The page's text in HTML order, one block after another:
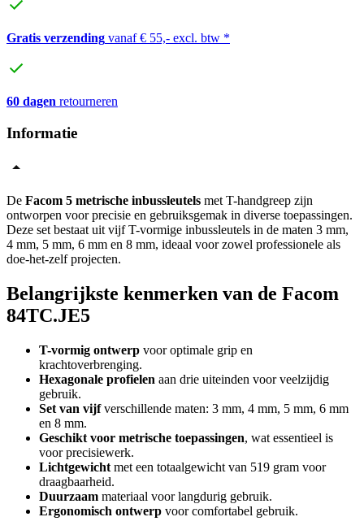
Gratis verzending vanaf € 55,- excl. btw *
60 dagen retourneren
Informatie
De Facom 5 metrische inbussleutels met T-handgreep zijn
ontworpen voor precisie en gebruiksgemak in diverse toepassingen.
Deze set bestaat uit vijf T-vormige inbussleutels in de maten 3 mm,
4 mm, 5 mm, 6 mm en 8 mm, ideaal voor zowel professionele als
doe-het-zelf projecten.
Belangrijkste kenmerken van de Facom
84TC.JE5
T-vormig ontwerp voor optimale grip en
krachtoverbrenging.
Hexagonale profielen aan drie uiteinden voor veelzijdig
gebruik.
Set van vijfverschillende maten: 3 mm, 4 mm, 5 mm, 6 mm
en 8 mm.
Geschikt voor metrische toepassingen, wat essentieel is
voor precisiewerk.
Lichtgewicht met een totaalgewicht van 519 gram voor
draagbaarheid.
Duurzaam materiaal voor langdurig gebruik.
Ergonomisch ontwerp voor comfortabel gebruik.